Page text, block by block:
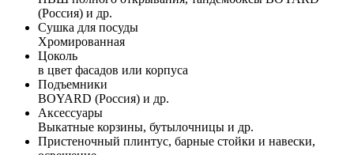
(Россия) и др.
Сушка для посуды
Хромированная
Цоколь
в цвет фасадов или корпуса
Подъемники
BOYARD (Россия) и др.
Аксессуары
Выкатные корзины, бутылочницы и др.
Пристеночный плинтус, барные стойки и навески,